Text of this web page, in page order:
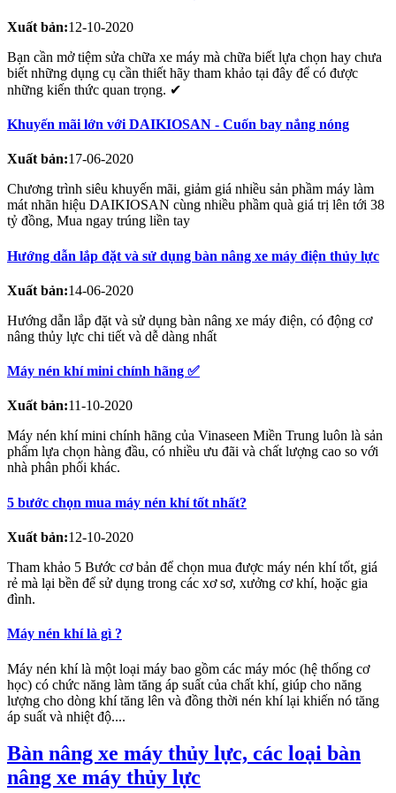
Xuất bản:12-10-2020
Bạn cần mở tiệm sửa chữa xe máy mà chữa biết lựa chọn hay chưa
biết những dụng cụ cần thiết hãy tham khảo tại đây để có được
những kiến thức quan trọng. ✔
Khuyến mãi lớn với DAIKIOSAN - Cuốn bay nắng nóng
Xuất bản:17-06-2020
Chương trình siêu khuyến mãi, giảm giá nhiều sản phầm máy làm
mát nhãn hiệu DAIKIOSAN cùng nhiều phầm quà giá trị lên tới 38
tỷ đồng, Mua ngay trúng liền tay
Hướng dẫn lắp đặt và sử dụng bàn nâng xe máy điện thủy lực
Xuất bản:14-06-2020
Hướng dẫn lắp đặt và sử dụng bàn nâng xe máy điện, có động cơ
nâng thủy lực chi tiết và dễ dàng nhất
Máy nén khí mini chính hãng ✅
Xuất bản:11-10-2020
Máy nén khí mini chính hãng của Vinaseen Miền Trung luôn là sản
phẩm lựa chọn hàng đầu, có nhiều ưu đãi và chất lượng cao so với
nhà phân phối khác.
5 bước chọn mua máy nén khí tốt nhất?
Xuất bản:12-10-2020
Tham khảo 5 Bước cơ bản để chọn mua được máy nén khí tốt, giá
rẻ mà lại bền để sử dụng trong các xơ sơ, xưởng cơ khí, hoặc gia
đình.
Máy nén khí là gì ?
Máy nén khí là một loại máy bao gồm các máy móc (hệ thống cơ
học) có chức năng làm tăng áp suất của chất khí, giúp cho năng
lượng cho dòng khí tăng lên và đồng thời nén khí lại khiến nó tăng
áp suất và nhiệt độ....
Bàn nâng xe máy thủy lực, các loại bàn
nâng xe máy thủy lực